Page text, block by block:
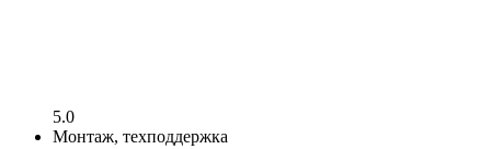
5.0
Монтаж, техподдержка